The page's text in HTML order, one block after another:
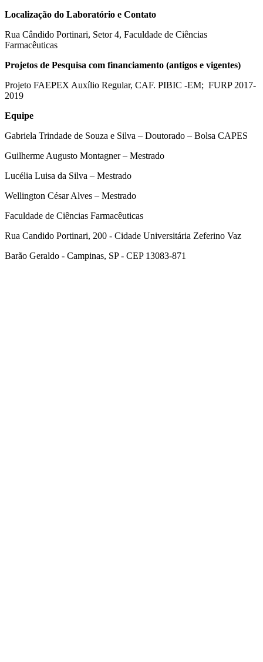
Localização do Laboratório e Contato
Rua Cândido Portinari, Setor 4, Faculdade de Ciências
Farmacêuticas
Projetos de Pesquisa com financiamento (antigos e vigentes)
Projeto FAEPEX Auxílio Regular, CAF. PIBIC -EM; FURP 2017-
2019
Equipe
Gabriela Trindade de Souza e Silva – Doutorado – Bolsa CAPES
Guilherme Augusto Montagner – Mestrado
Lucélia Luisa da Silva – Mestrado
Wellington César Alves – Mestrado
Faculdade de Ciências Farmacêuticas
Rua Candido Portinari, 200 - Cidade Universitária Zeferino Vaz
Barão Geraldo - Campinas, SP - CEP 13083-871